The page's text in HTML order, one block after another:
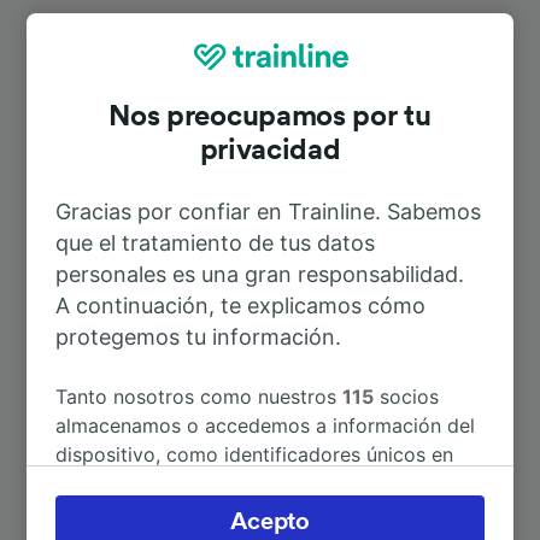
Rutas más populares desde
A Landshut (Bay) Hbf
A Múnich Hbf 59min
A Múnich 59min
A Aeropuerto Múnich 50min
Nos preocupamos por tu
privacidad
Gracias por confiar en Trainline. Sabemos
que el tratamiento de tus datos
personales es una gran responsabilidad.
A continuación, te explicamos cómo
protegemos tu información.
Tanto nosotros como nuestros115 socios
almacenamos o accedemos a información del
dispositivo, como identificadores únicos en
Puedes aceptar o administrar tus preferencias
Acepto